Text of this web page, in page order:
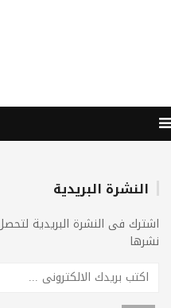
النشرة البريدية
اشترك فى النشرة البريدية
نشرها